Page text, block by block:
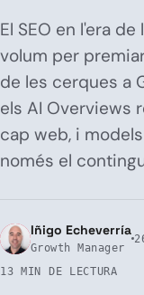
El SEO en l'era
volum per
de les cerques a
els AI Overviews
cap web, i
només el
Iñigo Echeverría
Growth Manager
13 MIN DE LECTURA